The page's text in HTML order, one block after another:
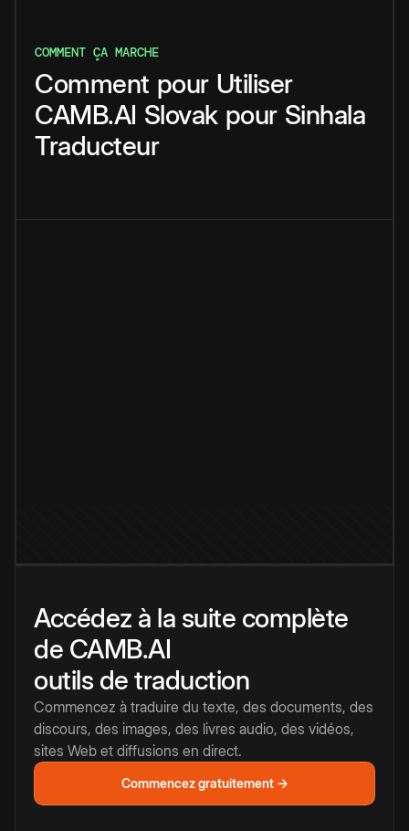
COMMENT ÇA MARCHE
Comment pour Utiliser
CAMB.AI Slovak pour Sinhala
Traducteur
Accédez à la suite complète
de CAMB.AI
outils de traduction
Commencez à traduire du texte, des documents, des
discours, des images, des livres audio, des vidéos,
sites Web et diffusions en direct.
Commencez gratuitement →